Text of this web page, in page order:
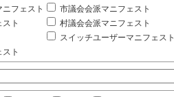
フェスト
市議会会派マニフェスト
ト
村議会会派マニフェスト
スイッチユーザーマニフェスト
ト